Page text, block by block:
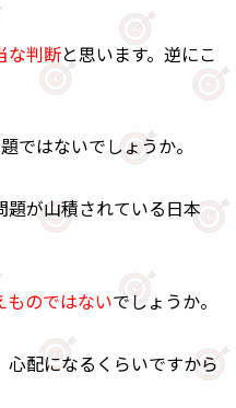
な判断と思います。逆にこ
ではないでしょうか。
が山積されている日本
ものではないでしょうか。
配になるくらいですから